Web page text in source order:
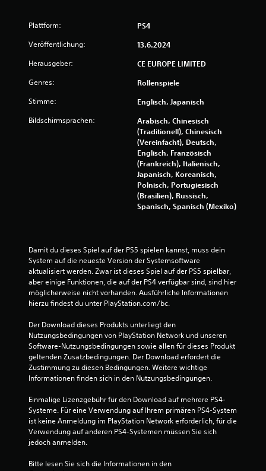
t
u
n
g
n
Plattform: PS4
Veröffentlichung: 13.6.2024
Herausgeber: CE EUROPE LIMITED
Genres: Rollenspiele
Stimme: Englisch, Japanisch
Bildschirmsprachen:
Arabisch, Chinesisch
(Traditionell), Chinesisch
(Vereinfacht), Deutsch,
Englisch, Französisch
(Frankreich), Italienisch,
Japanisch, Koreanisch,
Polnisch, Portugiesisch
(Brasilien), Russisch,
Spanisch, Spanisch (Mexiko)
Damit du dieses Spiel auf der PS5 spielen kannst, muss dein
System auf die neueste Version der Systemsoftware
aktualisiert werden. Zwar ist dieses Spiel auf der PS5 spielbar,
aber einige Funktionen, die auf der PS4 verfügbar sind, sind hier
möglicherweise nicht vorhanden. Ausführliche Informationen
hierzu findest du unter PlayStation.com/bc.
Der Download dieses Produkts unterliegt den
Nutzungsbedingungen von PlayStation Network und unseren
Software-Nutzungsbedingungen sowie allen für dieses Produkt
geltenden Zusatzbedingungen. Der Download erfordert die
Zustimmung zu diesen Bedingungen. Weitere wichtige
Informationen finden sich in den Nutzungsbedingungen.
Einmalige Lizenzgebühr für den Download auf mehrere PS4-
Systeme. Für eine Verwendung auf Ihrem primären PS4-System
ist keine Anmeldung im PlayStation Network erforderlich, für die
Verwendung auf anderen PS4-Systemen müssen Sie sich
jedoch anmelden.
Bitte lesen Sie sich die Informationen in den